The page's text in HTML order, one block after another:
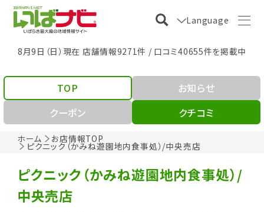
Language
8月9日（日）現在 店舗情報9271件 / 口コミ40655件を掲載中
ホーム お店情報TOP
ピクニック（かみね遊園地内食事処）/中央売店
TOP
お知らせ
クーポン
クチコミ
ピクニック（かみね遊園地内食事処）/
中央売店